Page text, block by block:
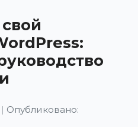
| Опубликовано: